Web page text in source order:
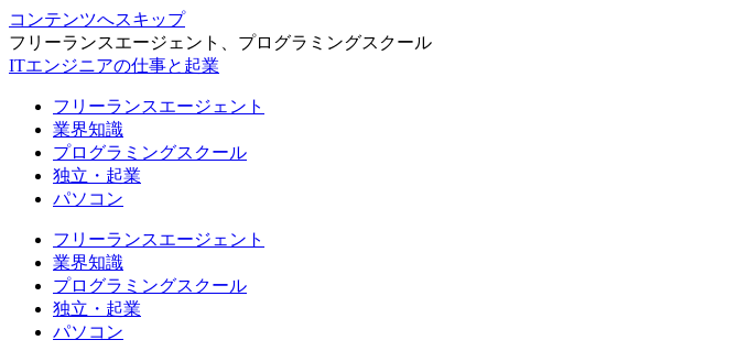
コンテンツへスキップ
フリーランスエージェント、プログラミングスクール
ITエンジニアの仕事と起業
フリーランスエージェント
業界知識
プログラミングスクール
独立・起業
パソコン
フリーランスエージェント
業界知識
プログラミングスクール
独立・起業
パソコン